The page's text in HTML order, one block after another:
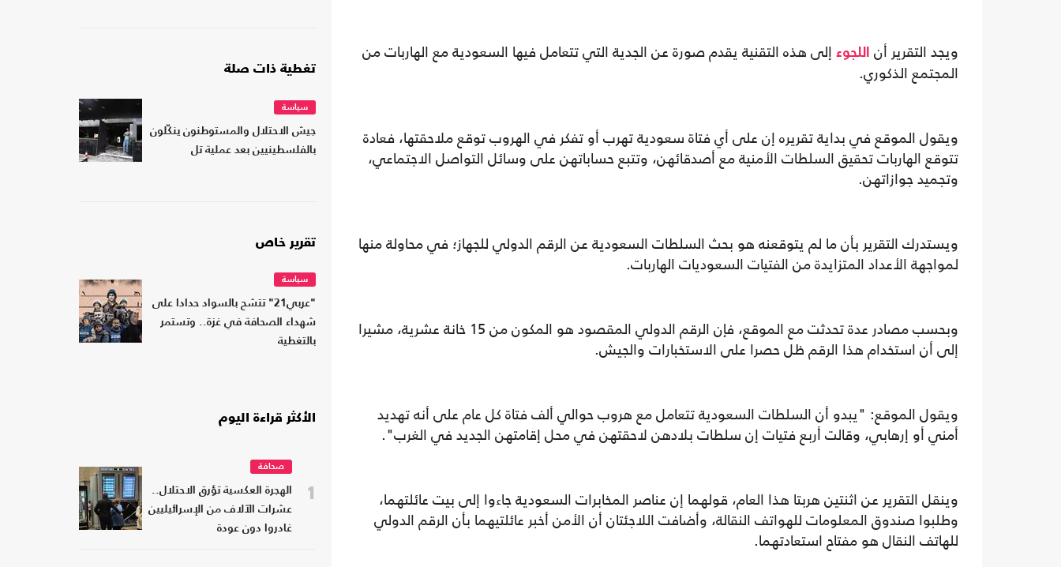
ويجد التقرير أن اللجوء إلى هذه التقنية يقدم صورة عن الجدية التي تتعامل فيها السعودية مع الهاربات من
المجتمع الذكوري.
ويقول الموقع في بداية تقريره إن على أي فتاة سعودية تهرب أو تفكر في الهروب توقع ملاحقتها، فعادة
تتوقع الهاربات تحقيق السلطات الأمنية مع أصدقائهن، وتتبع حساباتهن على وسائل التواصل الاجتماعي،
وتجميد جوازاتهن.
ويستدرك التقرير بأن ما لم يتوقعنه هو بحث السلطات السعودية عن الرقم الدولي للجهاز؛ في محاولة منها
لمواجهة الأعداد المتزايدة من الفتيات السعوديات الهاربات.
وبحسب مصادر عدة تحدثت مع الموقع، فإن الرقم الدولي المقصود هو المكون من 15 خانة عشرية، مشيرا
إلى أن استخدام هذا الرقم ظل حصرا على الاستخبارات والجيش.
ويقول الموقع: "يبدو أن السلطات السعودية تتعامل مع هروب حوالي ألف فتاة كل عام على أنه تهديد
أمني أو إرهابي، وقالت أربع فتيات إن سلطات بلادهن لاحقتهن في محل إقامتهن الجديد في الغرب".
وينقل التقرير عن اثنتين هربتا هذا العام، قولهما إن عناصر المخابرات السعودية جاءوا إلى بيت عائلتهما،
وطلبوا صندوق المعلومات للهواتف النقالة، وأضافت اللاجئتان أن الأمن أخبر عائلتيهما بأن الرقم الدولي
للهاتف النقال هو مفتاح استعادتهما.
تغطية ذات صلة
سياسة
جيش الاحتلال والمستوطنون ينكّلون
بالفلسطينيين بعد عملية تل
تقرير خاص
سياسة
"عربي21" تتشح بالسواد حدادا على
شهداء الصحافة في غزة.. وتستمر
بالتغطية
الأكثر قراءة اليوم
1
صحافة
الهجرة العكسية تؤرق الاحتلال..
عشرات الآلاف من الإسرائيليين
غادروا دون عودة